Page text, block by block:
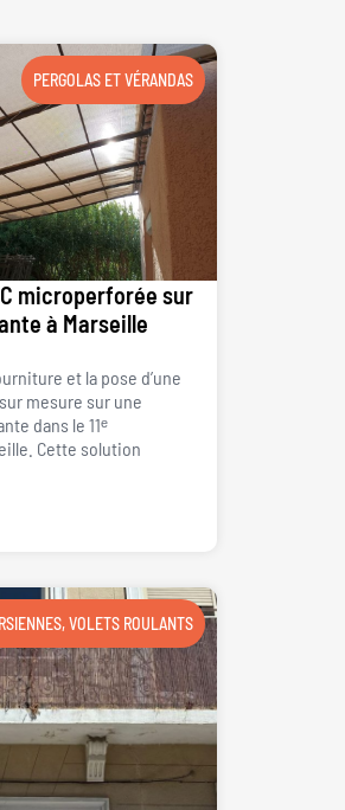
PERGOLAS ET VÉRANDAS
microperforée sur
à Marseille
et la pose d’une
mesure sur une
dans le 11ᵉ
Cette solution
,VOLETS ROULANTS